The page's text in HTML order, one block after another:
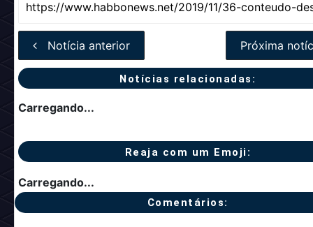
Notícia anterior Próxima
Notícias relacionadas:
Carregando...
Reaja com um Emoji:
Carregando...
Comentários: